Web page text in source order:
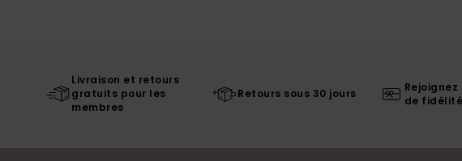
Livraison et retours
gratuits pour les
membres
Retours sous 30 jours
de fidélité